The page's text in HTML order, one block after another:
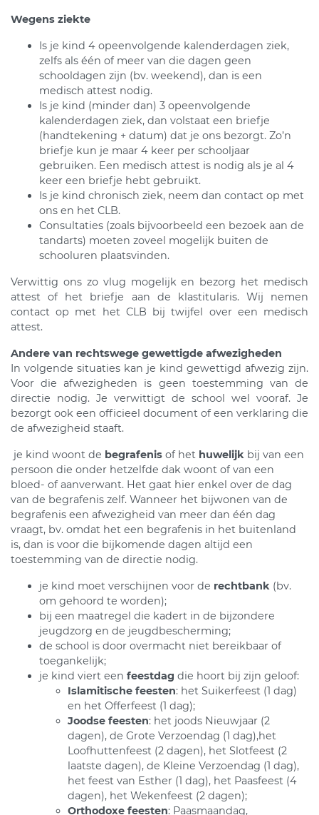
Wegens ziekte
Is je kind 4 opeenvolgende kalenderdagen ziek,
zelfs als één of meer van die dagen geen
schooldagen zijn (bv. weekend), dan is een
medisch attest nodig.
Is je kind (minder dan) 3 opeenvolgende
kalenderdagen ziek, dan volstaat een briefje
(handtekening + datum) dat je ons bezorgt. Zo’n
briefje kun je maar 4 keer per schooljaar
gebruiken. Een medisch attest is nodig als je al 4
keer een briefje hebt gebruikt.
Is je kind chronisch ziek, neem dan contact op met
ons en het CLB.
Consultaties (zoals bijvoorbeeld een bezoek aan de
tandarts) moeten zoveel mogelijk buiten de
schooluren plaatsvinden.
Verwittig ons zo vlug mogelijk en bezorg het medisch
attest of het briefje aan de klastitularis. Wij nemen
contact op met het CLB bij twijfel over een medisch
attest.
Andere van rechtswege gewettigde afwezigheden
In volgende situaties kan je kind gewettigd afwezig zijn.
Voor die afwezigheden is geen toestemming van de
directie nodig. Je verwittigt de school wel vooraf. Je
bezorgt ook een officieel document of een verklaring die
de afwezigheid staaft.
je kind woont de begrafenis of het huwelijk bij van een
persoon die onder hetzelfde dak woont of van een
bloed- of aanverwant. Het gaat hier enkel over de dag
van de begrafenis zelf. Wanneer het bijwonen van de
begrafenis een afwezigheid van meer dan één dag
vraagt, bv. omdat het een begrafenis in het buitenland
is, dan is voor die bijkomende dagen altijd een
toestemming van de directie nodig.
je kind moet verschijnen voor de rechtbank (bv.
om gehoord te worden);
bij een maatregel die kadert in de bijzondere
jeugdzorg en de jeugdbescherming;
de school is door overmacht niet bereikbaar of
toegankelijk;
je kind viert een feestdag die hoort bij zijn geloof:
Islamitische feesten: het Suikerfeest (1 dag)
en het Offerfeest (1 dag);
Joodse feesten: het joods Nieuwjaar (2
dagen), de Grote Verzoendag (1 dag),het
Loofhuttenfeest (2 dagen), het Slotfeest (2
laatste dagen), de Kleine Verzoendag (1 dag),
het feest van Esther (1 dag), het Paasfeest (4
dagen), het Wekenfeest (2 dagen);
Orthodoxe feesten: Paasmaandag,